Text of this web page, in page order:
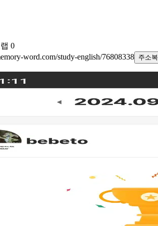
0
word.com/study-english/76808338 주소